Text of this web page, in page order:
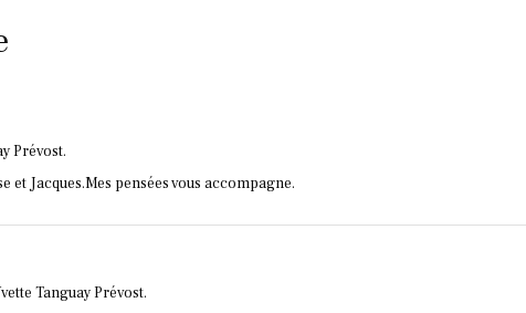
Prévost.
Jacques.Mes pensées vous accompagne.
Tanguay Prévost.